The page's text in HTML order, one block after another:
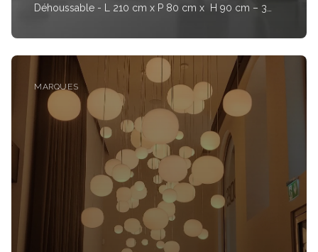
Déhoussable - L 210 cm x P 80 cm x H 90 cm – 3
« GAUCHO » Col02 Limes est un système de sièges
MARQUES